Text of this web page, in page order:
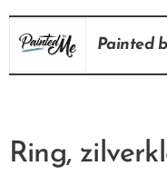
Painted
Ring,